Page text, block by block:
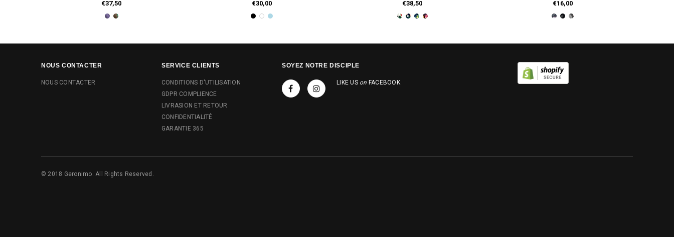
€37,50 €30,00 €38,50 €16,00
NOUS CONTACTER
NOUS CONTACTER
SERVICE CLIENTS
CONDITIONS D'UTILISATION
GDPR COMPLIENCE
LIVRASION ET RETOUR
CONFIDENTIALITÉ
GARANTIE 365
SOYEZ NOTRE DISCIPLE
LIKE US on FACEBOOK
© 2018 Geronimo. All Rights Reserved.